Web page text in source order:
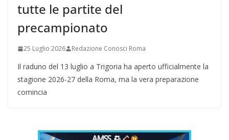
tutte le partite del
precampionato
25 Luglio 2026 Redazione Conosci Roma
Il raduno del 13 luglio a Trigoria ha aperto ufficialmente la
stagione 2026-27 della Roma, ma la vera preparazione
comincia